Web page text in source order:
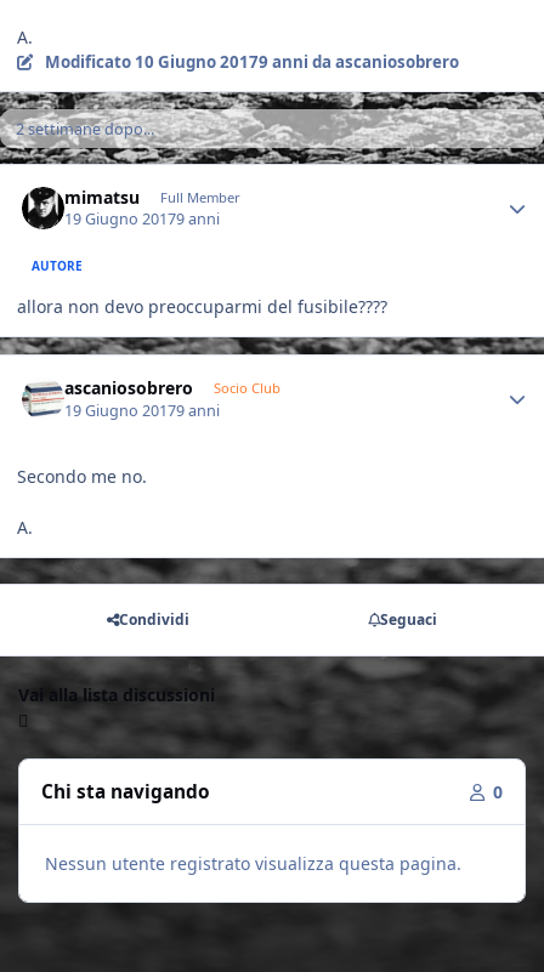
A.
Modificato 10 Giugno 20179 anni da ascaniosobrero
2 settimane dopo...
mimatsu Full Member
19 Giugno 20179 anni
AUTORE
allora non devo preoccuparmi del fusibile????
ascaniosobrero Socio Club
19 Giugno 20179 anni
Secondo me no.
A.
Condividi Seguaci
Vai alla lista discussioni
Chi sta navigando 0
Nessun utente registrato visualizza questa pagina.